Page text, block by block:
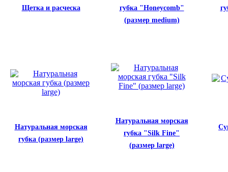
Щетка и расческа
губка "Honeycomb"
(размер medium)
Натуральная морская
губка (размер large)
Натуральная морская
губка "Silk Fine"
(размер large)